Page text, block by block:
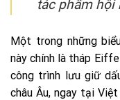
tác phẩm hội
Một trong những
này chính là tháp
công trình lưu giữ
châu Âu, ngay tại